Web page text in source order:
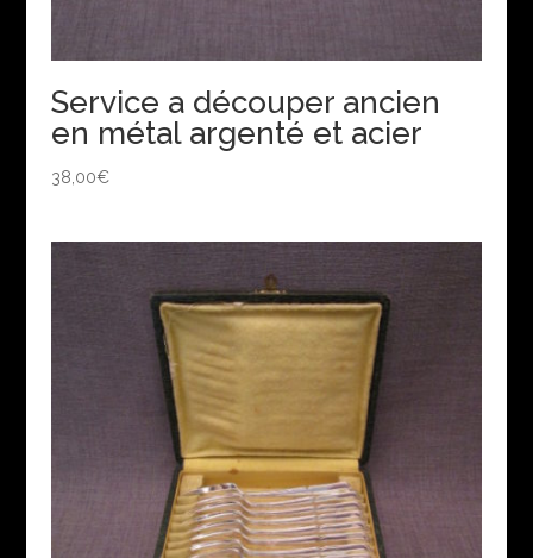
Service a découper ancien
en métal argenté et acier
38,00€